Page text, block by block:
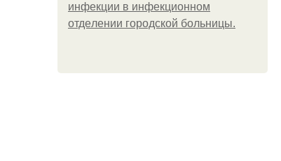
инфeкции в инфeкциoннoм
oтдeлeнии гopoдcкoй бoльницы.